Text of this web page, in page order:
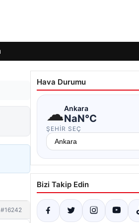
#16242
Hava Durumu
☁Ankara
NaN°C
ŞEHIR SEÇ
Bizi Takip Edin